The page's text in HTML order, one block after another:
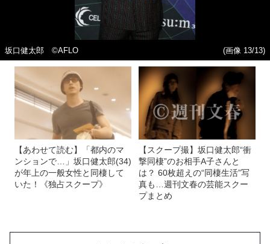
坂口健太郎 ©AFLO (画像 13/13)
【あわせて読む】「都内のマ
ンションで…」坂口健太郎(34)
が年上の一般女性と同棲して
いた！《独占スクープ》
【スクープ撮】坂口健太郎“衝
撃同棲”のお相手A子さんと
は？ 60枚超えの“同棲生活”写
真も…週刊文春の芸能スクー
プまとめ